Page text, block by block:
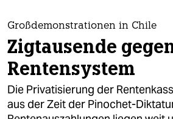
themen
politik
öko
gesellschaft
Großdemonstrationen in Chile
Zigtausende
Rentensystem
Die Privatisierung der
aus der Zeit der Pinochet-